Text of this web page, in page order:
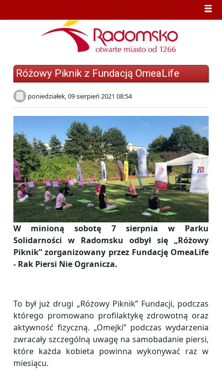
Różowy Piknik z Fundacją OmeaLife
poniedziałek, 09 sierpień 2021 08:54
W minioną sobotę 7 sierpnia w Parku
Solidarności w Radomsku odbył się „Różowy
Piknik” zorganizowany przez Fundację OmeaLife
- Rak Piersi Nie Ogranicza.
To był już drugi „Różowy Piknik” Fundacji, podczas
którego promowano profilaktykę zdrowotną oraz
aktywność fizyczną. „Omejki” podczas wydarzenia
zwracały szczególną uwagę na samobadanie piersi,
które każda kobieta powinna wykonywać raz w
miesiącu.